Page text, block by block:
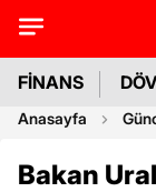
FİNANS
Anasayfa
Bakan